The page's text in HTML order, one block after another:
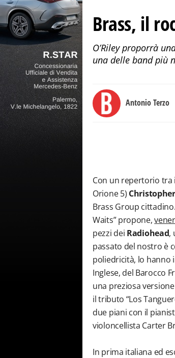
Brass, il
O’Riley proporrà
una delle band più
Antonio Terzo
Con un repertorio tra
Orione 5) Christopher
Brass Group
Waits” propone,
pezzi dei Radiohead,
passato del nostro è
poliedricità, lo hanno
Inglese, del Barocco
una preziosa
il tributo “Los
due piani con il
violoncellista Carter
In prima italiana ed